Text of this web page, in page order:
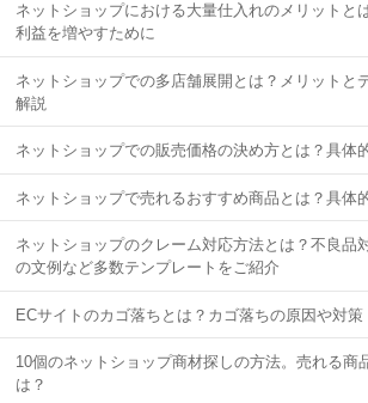
ネットショップにおける大量仕入れのメリットと
利益を増やすために
ネットショップでの多店舗展開とは？メリットと
解説
ネットショップでの販売価格の決め方とは？具体
ネットショップで売れるおすすめ商品とは？具体
ネットショップのクレーム対応方法とは？不良品
の文例など多数テンプレートをご紹介
ECサイトのカゴ落ちとは？カゴ落ちの原因や対策
10個のネットショップ商材探しの方法。売れる商
は？